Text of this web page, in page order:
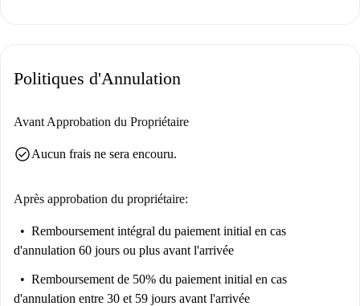
courses. Vous trouverez également à proximité les restaurants El Ambigú
le Lavadero de La Poza, à proximité, offrent des visites culturelles et
Politiques d'Annulation
Avant Approbation du Propriétaire
check_circleAucun frais ne sera encouru.
Après approbation du propriétaire:
Remboursement intégral du paiement initial en cas
d'annulation 60 jours ou plus avant l'arrivée
Remboursement de 50% du paiement initial en cas
d'annulation entre 30 et 59 jours avant l'arrivée